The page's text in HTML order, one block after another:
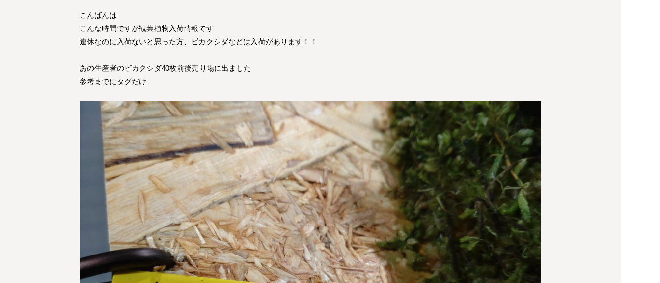
こんばんは
こんな時間ですが観葉植物入荷情報です
連休なのに入荷ないと思った方、ビカクシダなどは入荷があります！！
あの生産者のビカクシダ40枚前後売り場に出ました
参考までにタグだけ